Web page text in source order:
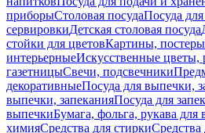
приборыСтоловая посудаПосуда
сервировкиДетская столовая посуда
стойки для цветовКартины, постеры
интерьерныеИскусственные цветы,
газетницыСвечи, подсвечники
декоративныеПосуда для выпечки,
выпечки, запеканияПосуда для
выпечкиБумага, фольга, рукава для
химияСредства для стирки